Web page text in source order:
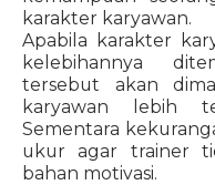
karakter karyawan.
Apabila karakter
kelebihannya
tersebut akan
karyawan lebih
Sementara
ukur agar trainer
bahan motivasi.